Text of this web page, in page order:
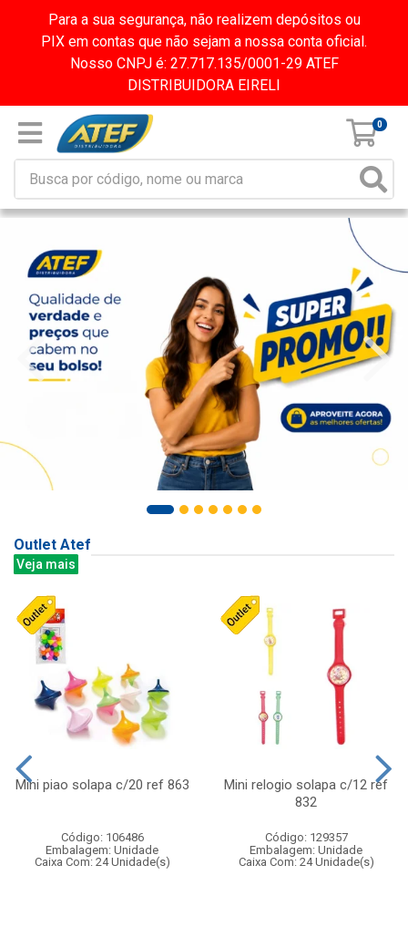
Para a sua segurança, não realizem depósitos ou
PIX em contas que não sejam a nossa conta oficial.
Nosso CNPJ é: 27.717.135/0001-29 ATEF
DISTRIBUIDORA EIRELI
0
Outlet Atef
Veja mais
Mini piao solapa c/20 ref 863
Código: 106486
Embalagem: Unidade
Caixa Com: 24 Unidade(s)
Mini relogio solapa c/12 ref
832
Código: 129357
Embalagem: Unidade
Caixa Com: 24 Unidade(s)